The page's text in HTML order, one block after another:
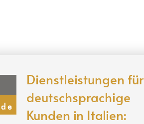
Dienstleistungen für
deutschsprachige
Kunden in Italien: